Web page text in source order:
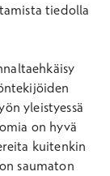
tiedolla
yleistyessä
on hyvä
kuitenkin
saumaton